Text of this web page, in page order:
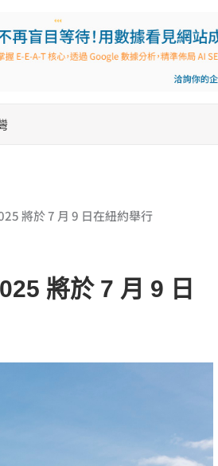
將於 7 月 9 日在紐約舉行
將於 7 月 9 日